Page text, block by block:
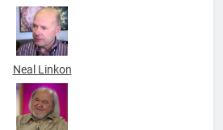
Narancsik Virág
Neal Linkon